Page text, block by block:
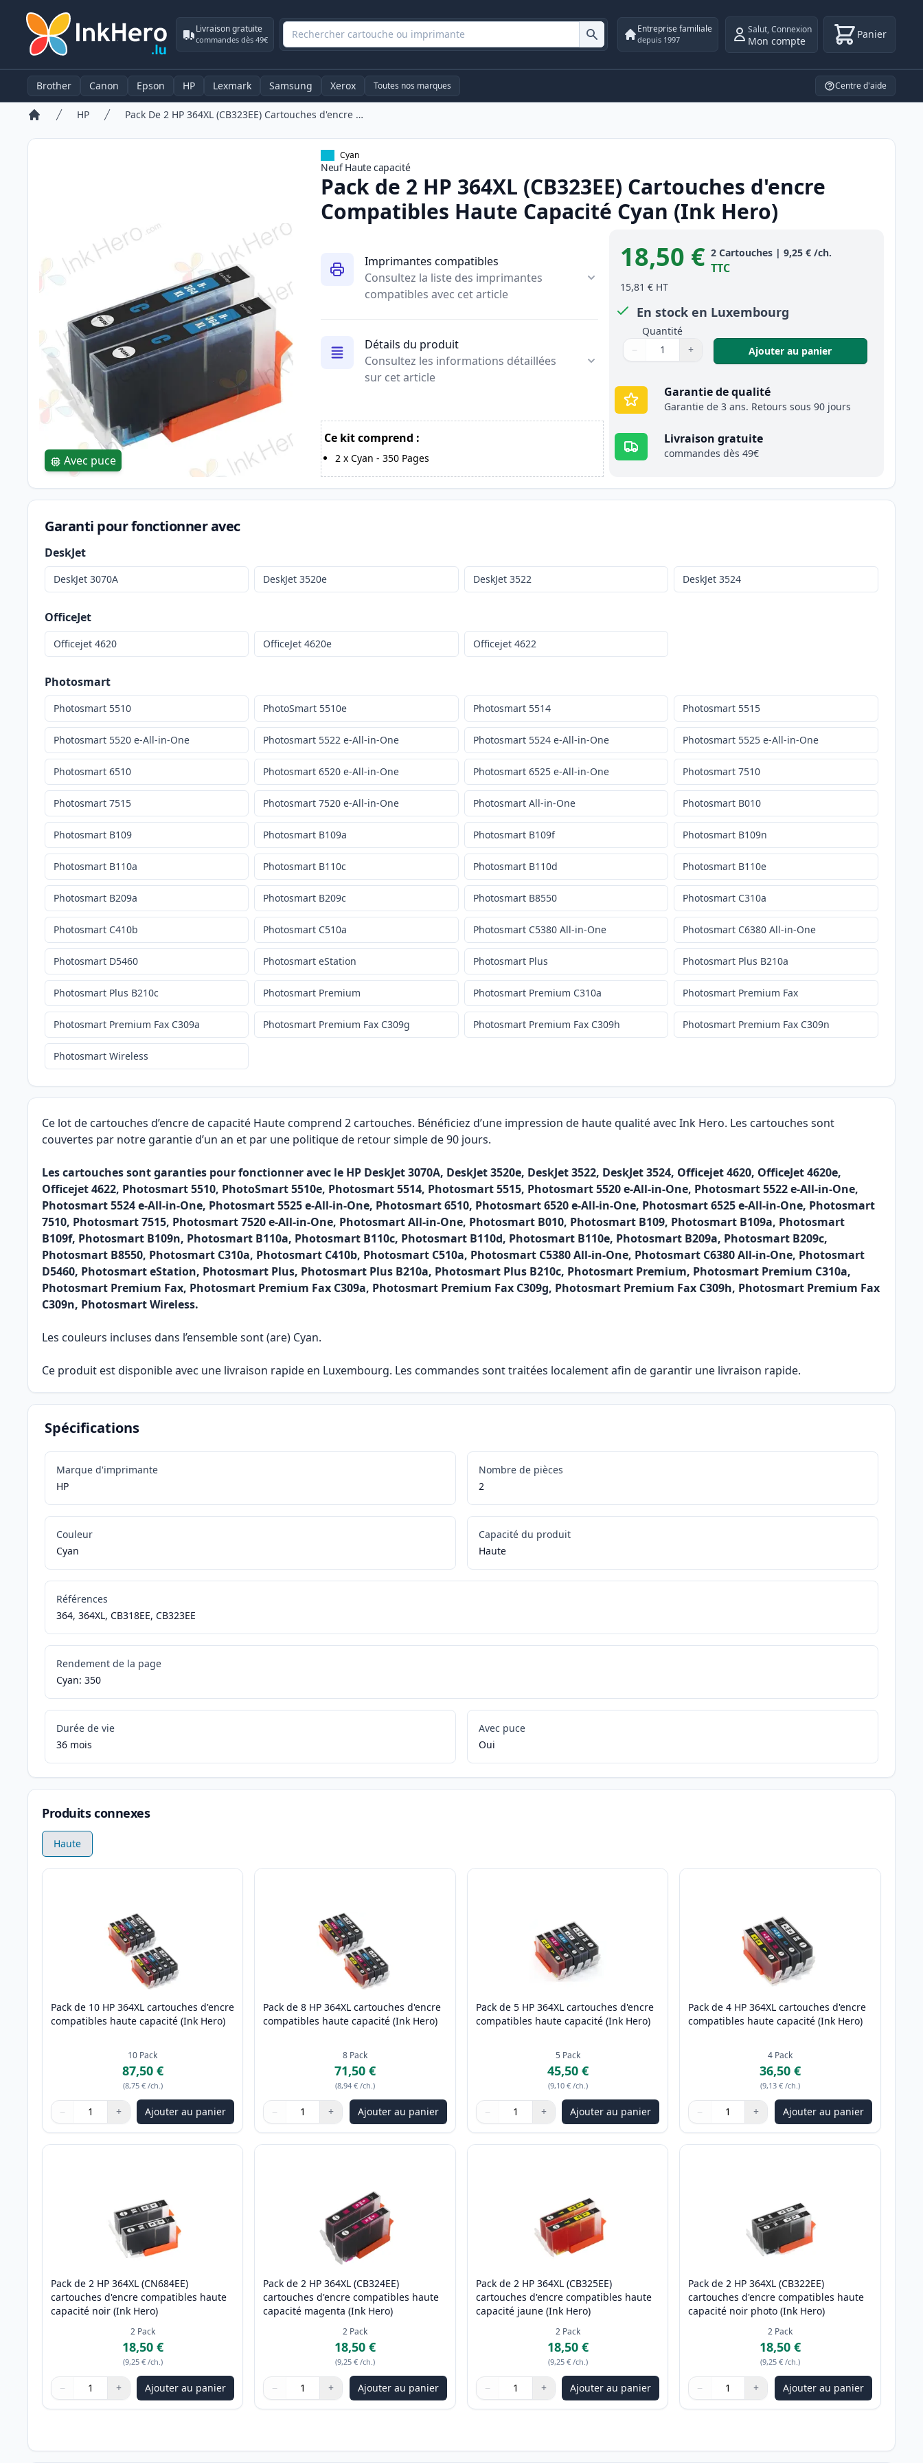
Livraison gratuite
commandes dès 49€
Entreprise familiale
depuis 1997
Salut,Connexion
Mon compte Panier
Brother Canon Epson HP Lexmark Samsung Xerox Toutes nos marques Centre d'aide
HP Pack De 2 HP 364XL (CB323EE) Cartouches d'encre Compatibles Haute Capacité Cyan (Ink Hero)
Avec puce
Cyan
Neuf Hautecapacité
Pack de 2 HP 364XL (CB323EE) Cartouches d'encre
Compatibles Haute Capacité Cyan (Ink Hero)
Imprimantes compatibles
Consultez la liste des imprimantes
compatibles avec cet article
Détails du produit
Consultez les informations détaillées
sur cet article
Ce kit comprend :
2x Cyan - 350 Pages
Product information
18,50 € 2 Cartouches| 9,25 € /ch.
TTC
15,81 € HT
En stock en Luxembourg
Quantité
Quantité
Utilisez les boutons pour ajuster
− +
Quantité: Ajouter au panier,
Garantie de qualité
Garantie de 3 ans. Retours sous 90 jours
Livraison gratuite
commandes dès 49€
Ce lot de cartouches d’encre de capacité Haute comprend 2 cartouches. Bénéficiez d’une impression de haute qualité avec Ink Hero. Les cartouches sont
couvertes par notre garantie d’un an et par une politique de retour simple de 90 jours.
Les cartouches sont garanties pour fonctionner avec le HP DeskJet 3070A, DeskJet 3520e, DeskJet 3522, DeskJet 3524, Officejet 4620, OfficeJet 4620e,
Officejet 4622, Photosmart 5510, PhotoSmart 5510e, Photosmart 5514, Photosmart 5515, Photosmart 5520 e-All-in-One, Photosmart 5522 e-All-in-One,
Photosmart 5524 e-All-in-One, Photosmart 5525 e-All-in-One, Photosmart 6510, Photosmart 6520 e-All-in-One, Photosmart 6525 e-All-in-One, Photosmart
7510, Photosmart 7515, Photosmart 7520 e-All-in-One, Photosmart All-in-One, Photosmart B010, Photosmart B109, Photosmart B109a, Photosmart
B109f, Photosmart B109n, Photosmart B110a, Photosmart B110c, Photosmart B110d, Photosmart B110e, Photosmart B209a, Photosmart B209c,
Photosmart B8550, Photosmart C310a, Photosmart C410b, Photosmart C510a, Photosmart C5380 All-in-One, Photosmart C6380 All-in-One, Photosmart
D5460, Photosmart eStation, Photosmart Plus, Photosmart Plus B210a, Photosmart Plus B210c, Photosmart Premium, Photosmart Premium C310a,
Photosmart Premium Fax, Photosmart Premium Fax C309a, Photosmart Premium Fax C309g, Photosmart Premium Fax C309h, Photosmart Premium Fax
C309n, Photosmart Wireless.
Les couleurs incluses dans l’ensemble sont (are) Cyan.
Ce produit est disponible avec une livraison rapide en Luxembourg. Les commandes sont traitées localement afin de garantir une livraison rapide.
Spécifications
Marque d'imprimante
HP
Nombre de pièces
2
Couleur
Cyan
Capacité du produit
Haute
Références
364, 364XL, CB318EE, CB323EE
Rendement de la page
Cyan: 350
Durée de vie
36 mois
Avec puce
Oui
Produits connexes
Haute
Pack de 10 HP 364XL cartouches d'encre
compatibles haute capacité (Ink Hero)
10 Pack
87,50 €
(8,75 € /ch.)
Quantité
Utilisez les boutons pour ajuster
− +
Quantité Ajouter au panier
Pack de 8 HP 364XL cartouches d'encre
compatibles haute capacité (Ink Hero)
8 Pack
71,50 €
(8,94 € /ch.)
Quantité
Utilisez les boutons pour ajuster
− +
Quantité Ajouter au panier
Pack de 5 HP 364XL cartouches d'encre
compatibles haute capacité (Ink Hero)
5 Pack
45,50 €
(9,10 € /ch.)
Quantité
Utilisez les boutons pour ajuster
− +
Quantité: Ajouter au panier
Pack de 4 HP 364XL cartouches d'encre
compatibles haute capacité (Ink Hero)
4 Pack
36,50 €
(9,13 € /ch.)
Quantité
Utilisez les boutons pour ajuster
− +
Quantité Ajouter au panier
Pack de 2 HP 364XL (CN684EE)
cartouches d'encre compatibles haute
capacité noir (Ink Hero)
2 Pack
18,50 €
(9,25 € /ch.)
Quantité
Utilisez les boutons pour ajuster
− +
Quantité Ajouter au panier
Pack de 2 HP 364XL (CB324EE)
cartouches d'encre compatibles haute
capacité magenta (Ink Hero)
2 Pack
18,50 €
(9,25 € /ch.)
Quantité
Utilisez les boutons pour ajuster
− +
Quantité Ajouter au panier
Pack de 2 HP 364XL (CB325EE)
cartouches d'encre compatibles haute
capacité jaune (Ink Hero)
2 Pack
18,50 €
(9,25 € /ch.)
Quantité
Utilisez les boutons pour ajuster
− +
Quantité: Ajouter au panier
Pack de 2 HP 364XL (CB322EE)
cartouches d'encre compatibles haute
capacité noir photo (Ink Hero)
2 Pack
18,50 €
(9,25 € /ch.)
Quantité
Utilisez les boutons pour ajuster
− +
Quantité Ajouter au panier
Garanti pour fonctionner avec
DeskJet
DeskJet 3070A DeskJet 3520e DeskJet 3522 DeskJet 3524
OfficeJet
Officejet 4620 OfficeJet 4620e Officejet 4622
Photosmart
Photosmart 5510 PhotoSmart 5510e Photosmart 5514 Photosmart 5515
Photosmart 5520 e-All-in-One Photosmart 5522 e-All-in-One Photosmart 5524 e-All-in-One Photosmart 5525 e-All-in-One
Photosmart 6510 Photosmart 6520 e-All-in-One Photosmart 6525 e-All-in-One Photosmart 7510
Photosmart 7515 Photosmart 7520 e-All-in-One Photosmart All-in-One Photosmart B010
Photosmart B109 Photosmart B109a Photosmart B109f Photosmart B109n
Photosmart B110a Photosmart B110c Photosmart B110d Photosmart B110e
Photosmart B209a Photosmart B209c Photosmart B8550 Photosmart C310a
Photosmart C410b Photosmart C510a Photosmart C5380 All-in-One Photosmart C6380 All-in-One
Photosmart D5460 Photosmart eStation Photosmart Plus Photosmart Plus B210a
Photosmart Plus B210c Photosmart Premium Photosmart Premium C310a Photosmart Premium Fax
Photosmart Premium Fax C309a Photosmart Premium Fax C309g Photosmart Premium Fax C309h Photosmart Premium Fax C309n
Photosmart Wireless